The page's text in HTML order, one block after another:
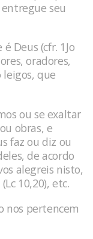
seu
Deus (cfr. 1Jo
oradores,
que
ou se exaltar
obras, e
faz ou diz ou
de acordo
alegreis nisto,
10,20), etc.
nos pertencem